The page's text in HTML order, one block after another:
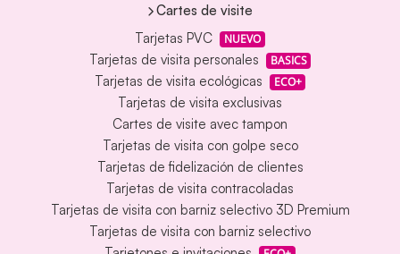
Cartes de visite
Tarjetas PVC
NUEVO
Tarjetas de visita personales BASICS
Tarjetas de visita ecológicas ECO+
Tarjetas de visita exclusivas
Cartes de visite avec tampon
Tarjetas de visita con golpe seco
Tarjetas de fidelización de clientes
Tarjetas de visita contracoladas
Tarjetas de visita con barniz selectivo 3D Premium
Tarjetas de visita con barniz selectivo